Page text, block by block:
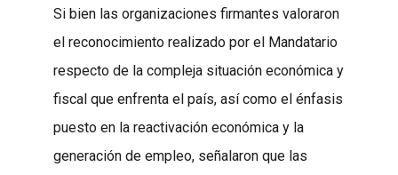
Si bien las organizaciones firmantes valoraron
el reconocimiento realizado por el Mandatario
respecto de la compleja situación económica y
fiscal que enfrenta el país, así como el énfasis
puesto en la reactivación económica y la
generación de empleo, señalaron que las